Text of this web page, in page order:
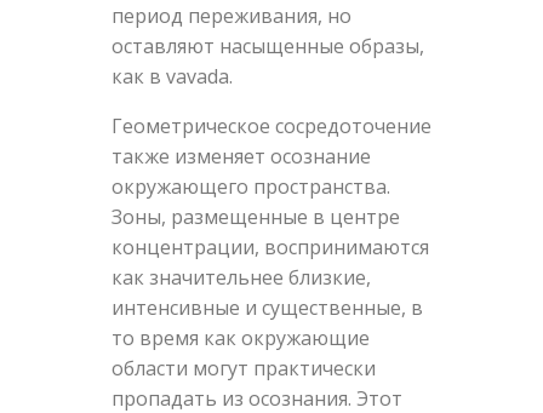
период переживания, но
оставляют насыщенные образы,
как в vavada.
Геометрическое сосредоточение
также изменяет осознание
окружающего пространства.
Зоны, размещенные в центре
концентрации, воспринимаются
как значительнее близкие,
интенсивные и существенные, в
то время как окружающие
области могут практически
пропадать из осознания. Этот